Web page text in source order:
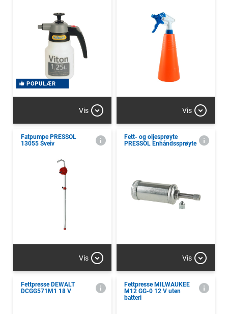
POPULÆR
Vis Vis
Fatpumpe PRESSOL
13055 Sveiv
Vis
Fett- og oljesprøyte
PRESSOL Enhåndssprøyte
Vis
Fettpresse DEWALT
DCGG571M1 18 V
Fettpresse MILWAUKEE
M12 GG-0 12 V uten
batteri